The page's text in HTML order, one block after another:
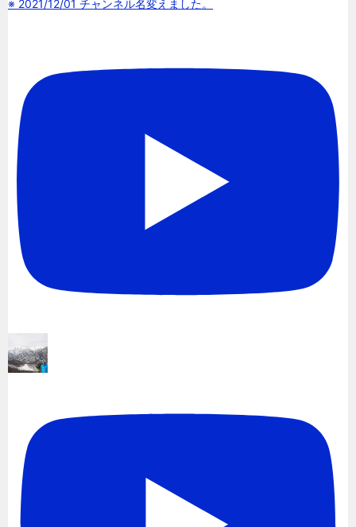
※ 2021/12/01 チャンネル名変えました。